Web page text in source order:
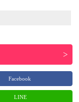
Facebook
LINE